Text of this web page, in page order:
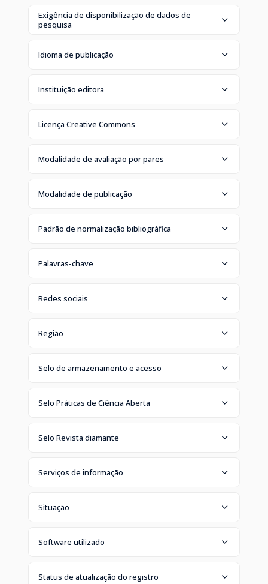
Exigência de disponibilização de dados de
pesquisa
Idioma de publicação
Instituição editora
Licença Creative Commons
Modalidade de avaliação por pares
Modalidade de publicação
Padrão de normalização bibliográfica
Palavras-chave
Redes sociais
Região
Selo de armazenamento e acesso
Selo Práticas de Ciência Aberta
Selo Revista diamante
Serviços de informação
Situação
Software utilizado
Status de atualização do registro